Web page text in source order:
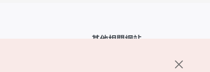
其他相關網站